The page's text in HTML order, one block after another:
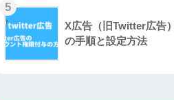
5
X広告（旧Twitter広告
の手順と設定方法